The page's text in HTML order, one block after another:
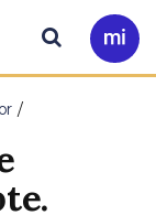
Ir
a
Buscar